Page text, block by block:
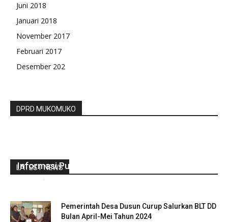
Juni 2018
Januari 2018
November 2017
Februari 2017
Desember 202
DPRD MUKOMUKO
LATEST NEWS
Informasi Publik Tahun 2022
-
Pemerintah Desa Dusun Curup Salurkan BLT DD
Bulan April-Mei Tahun 2024